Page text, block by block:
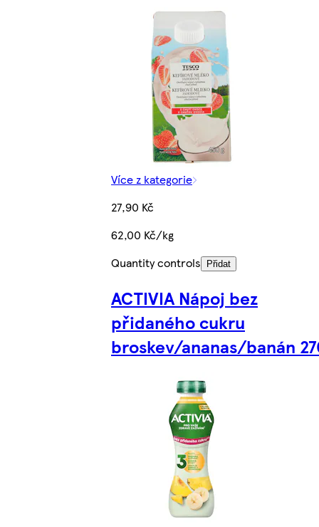
Více z kategorie
27,90 Kč
62,00 Kč/kg
Quantity controls
Přidat
ACTIVIA Nápoj bez
přidaného cukru
broskev/ananas/banán